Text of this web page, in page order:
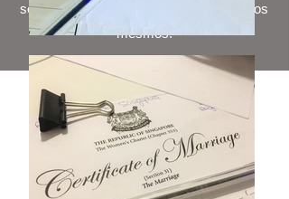
serviços, assim como a autenticidade dos
mesmos.